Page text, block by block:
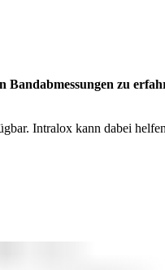
Bandabmessungen zu
Intralox kann dabei